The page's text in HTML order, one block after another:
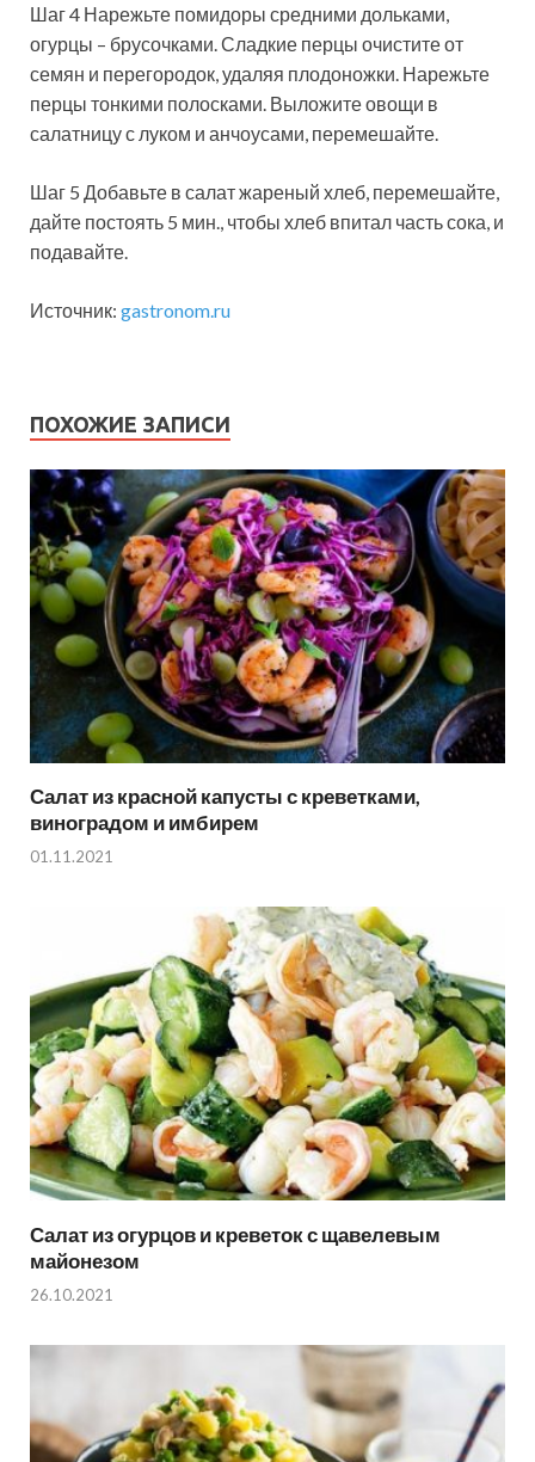
Шаг 4 Нарежьте помидоры средними дольками,
огурцы – брусочками. Сладкие перцы очистите от
семян и перегородок, удаляя плодоножки. Нарежьте
перцы тонкими полосками. Выложите овощи в
салатницу с луком и анчоусами, перемешайте.
Шаг 5 Добавьте в салат жареный хлеб, перемешайте,
дайте постоять 5 мин., чтобы хлеб впитал часть сока, и
подавайте.
Источник: gastronom.ru
ПОХОЖИЕ ЗАПИСИ
Салат из красной капусты с креветками,
виноградом и имбирем
01.11.2021
Салат из огурцов и креветок с щавелевым
майонезом
26.10.2021